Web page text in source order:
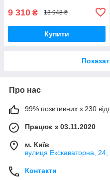
9 310 ₴ 13 948 ₴
Купити
Про нас
99% позитивних з 230
Працює з 03.11.2020
м. Київ
вулиця Екскаваторна, 24,
Контакти